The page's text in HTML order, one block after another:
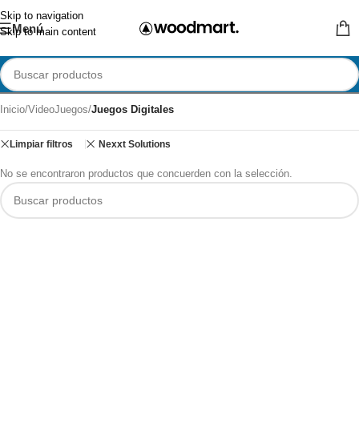
Skip to navigation
Skip to main content
Menú
Inicio/VideoJuegos/Juegos Digitales
Limpiar filtros Nexxt Solutions
No se encontraron productos que concuerden con la selección.